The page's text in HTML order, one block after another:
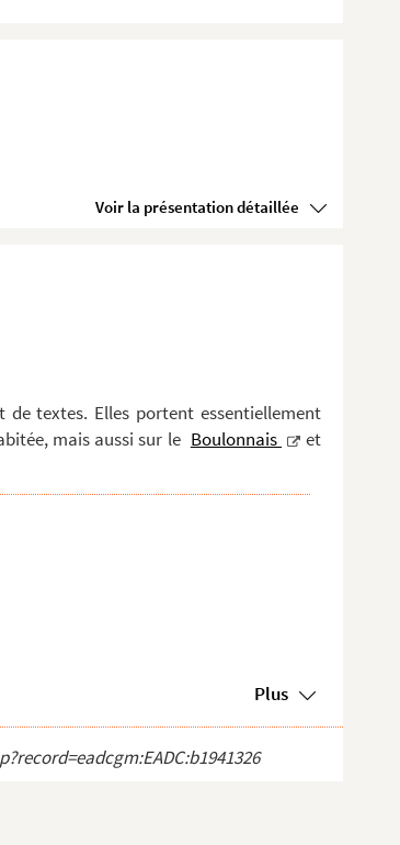
Voir la présentation détaillée
textes. Elles portent essentiellement
mais aussi sur le Boulonnais
et
Plus